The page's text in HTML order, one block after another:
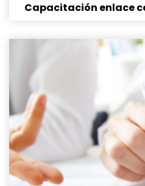
Capacitación enlace